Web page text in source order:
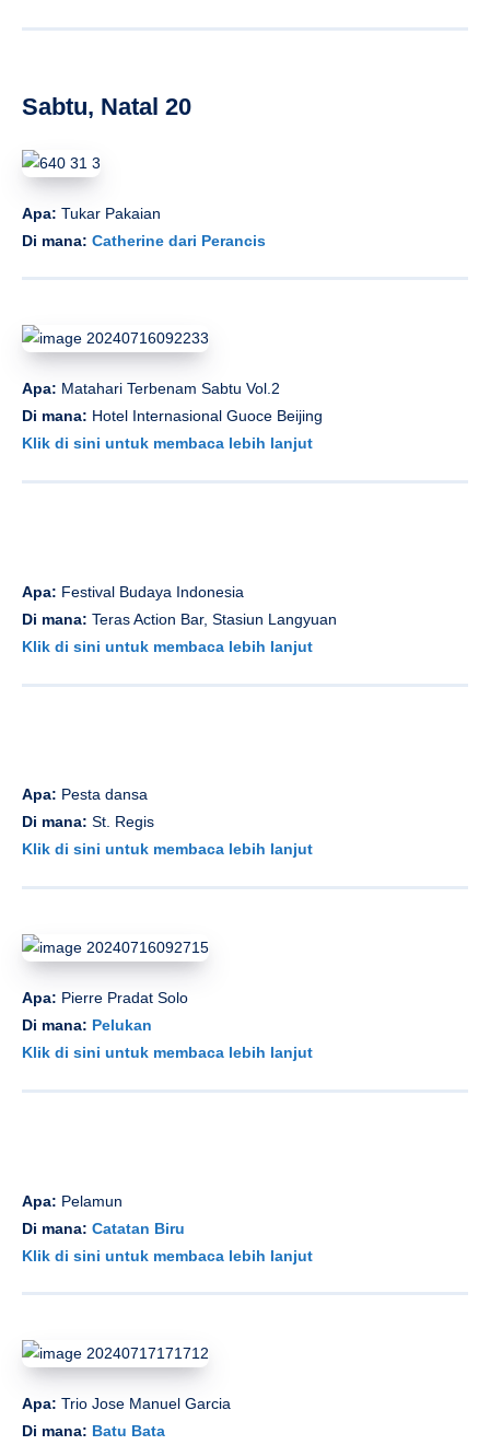
Sabtu, Natal 20
Apa: Tukar Pakaian
Di mana: Catherine dari Perancis
Apa: Matahari Terbenam Sabtu Vol.2
Di mana: Hotel Internasional Guoce Beijing
Klik di sini untuk membaca lebih lanjut
Apa: Festival Budaya Indonesia
Di mana: Teras Action Bar, Stasiun Langyuan
Klik di sini untuk membaca lebih lanjut
Apa: Pesta dansa
Di mana: St. Regis
Klik di sini untuk membaca lebih lanjut
Apa: Pierre Pradat Solo
Di mana: Pelukan
Klik di sini untuk membaca lebih lanjut
Apa: Pelamun
Di mana: Catatan Biru
Klik di sini untuk membaca lebih lanjut
Apa: Trio Jose Manuel Garcia
Di mana: Batu Bata